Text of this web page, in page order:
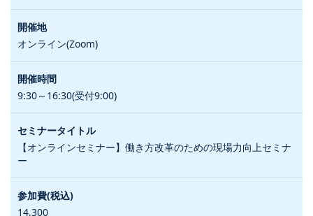
オンライン(Zoom)
9:30～16:30(受付9:00)
【オンラインセミナー】働き方改革のための現場力向上セミナ
ー
14,300